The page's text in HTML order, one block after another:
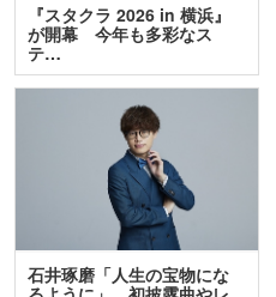
『スタクラ 2026 in 横浜』
が開幕 今年も多彩なス
テ…
石井琢磨「人生の宝物にな